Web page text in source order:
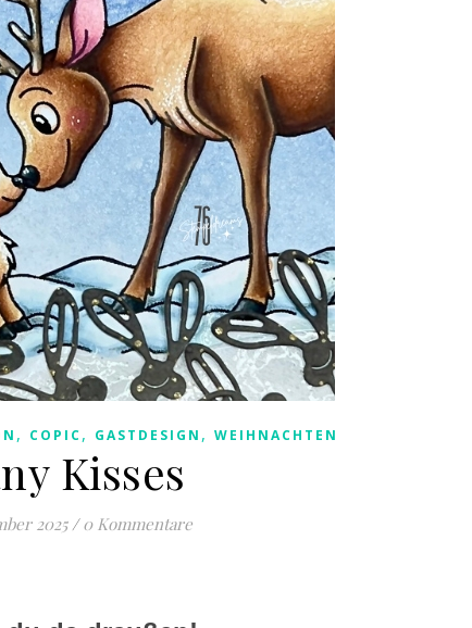
, COPIC, GASTDESIGN , WEIHNACHTEN
Kisses
2025/ 0 Kommentare